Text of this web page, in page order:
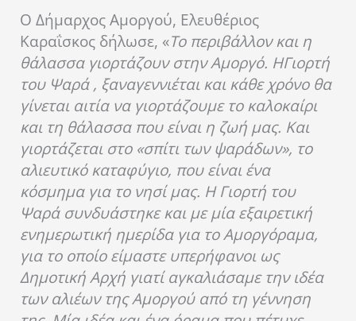
Ο Δήμαρχος Αμοργού, Ελευθέριος
Καραΐσκος δήλωσε, «Το περιβάλλον και η
θάλασσα γιορτάζουν στην Αμοργό. HΓιορτή
του Ψαρά , ξαναγεννιέται και κάθε χρόνο θα
γίνεται αιτία να γιορτάζουμε το καλοκαίρι
και τη θάλασσα που είναι η ζωή μας. Και
γιορτάζεται στο «σπίτι των ψαράδων», το
αλιευτικό καταφύγιο, που είναι ένα
κόσμημα για το νησί μας. Η Γιορτή του
Ψαρά συνδυάστηκε και με μία εξαιρετική
ενημερωτική ημερίδα για το Αμοργόραμα,
για το οποίο είμαστε υπερήφανοι ως
Δημοτική Αρχή γιατί αγκαλιάσαμε την ιδέα
των αλιέων της Αμοργού από τη γέννηση